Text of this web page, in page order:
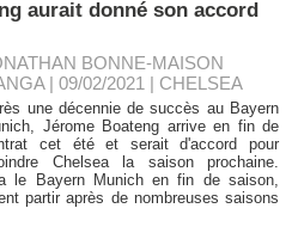
aurait donné son accord
BONNE-MAISON
| 09/02/2021 | CHELSEA
une décennie de succès au Bayern
Jérome Boateng arrive en fin de
cet été et serait d'accord pour
Chelsea la saison prochaine.
le Bayern Munich en fin de saison,
partir après de nombreuses saisons